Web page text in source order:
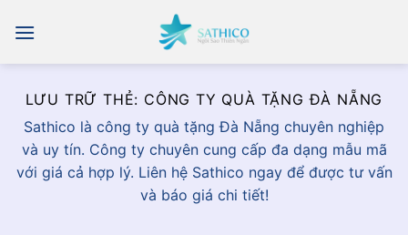
đến
LƯU TRỮ THẺ: CÔNG TY QUÀ TẶNG ĐÀ NẴNG
Sathico là công ty quà tặng Đà Nẵng chuyên nghiệp
và uy tín. Công ty chuyên cung cấp đa dạng mẫu mã
với giá cả hợp lý. Liên hệ Sathico ngay để được tư vấn
và báo giá chi tiết!